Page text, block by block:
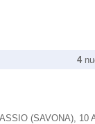
4
(SAVONA), 10